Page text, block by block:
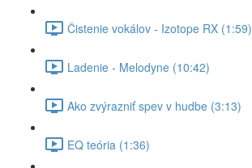
Čistenie vokálov - Izotope RX (1:59)
Ladenie - Melodyne (10:42)
Ako zvýrazniť spev v hudbe (3:13)
EQ teória (1:36)